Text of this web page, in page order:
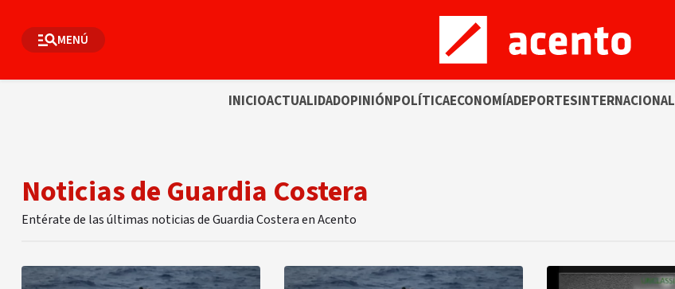
MENÚ
INICIOACTUALIDADOPINIÓNPOLÍTICAECONOMÍADEPORTESINTERNACIONAL
Noticias de Guardia Costera
Entérate de las últimas noticias de Guardia Costera en Acento